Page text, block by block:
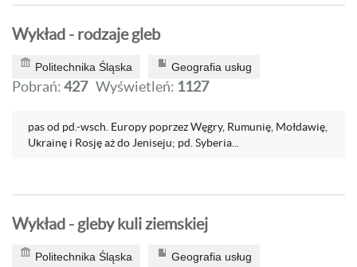
Wykład - rodzaje gleb
Politechnika Śląska Geografia usług
Pobrań:427 Wyświetleń: 1127
pas od pd.-wsch. Europy poprzez Węgry, Rumunię, Mołdawię,
Ukrainę i Rosję aż do Jeniseju; pd. Syberia...
Wykład - gleby kuli ziemskiej
Politechnika Śląska Geografia usług